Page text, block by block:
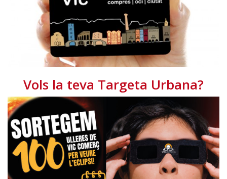
Vols la teva Targeta Urbana?